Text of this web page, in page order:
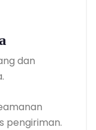
dan
pengiriman.